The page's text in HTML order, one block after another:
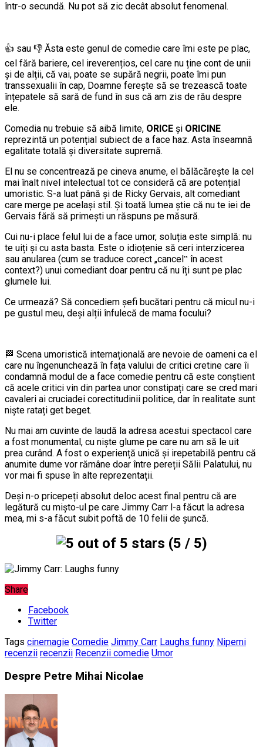
într-o secundă. Nu pot să zic decât absolut fenomenal.
👍 sau 👎 Ăsta este genul de comedie care îmi este pe plac,
cel fără bariere, cel ireverențios, cel care nu ține cont de unii
și de alții, că vai, poate se supără negrii, poate îmi pun
transsexualii în cap, Doamne ferește să se trezească toate
înțepatele să sară de fund în sus că am zis de rău despre
ele.
Comedia nu trebuie să aibă limite, ORICE și ORICINE
reprezintă un potențial subiect de a face haz. Asta înseamnă
egalitate totală și diversitate supremă.
El nu se concentrează pe cineva anume, el bălăcărește la cel
mai înalt nivel intelectual tot ce consideră că are potențial
umoristic. S-a luat până și de Ricky Gervais, alt comediant
care merge pe același stil. Și toată lumea știe că nu te iei de
Gervais fără să primești un răspuns pe măsură.
Cui nu-i place felul lui de a face umor, soluția este simplă: nu
te uiți și cu asta basta. Este o idioțenie să ceri interzicerea
sau anularea (cum se traduce corect „cancel‟ în acest
context?) unui comediant doar pentru că nu îți sunt pe plac
glumele lui.
Ce urmează? Să concediem șefi bucătari pentru că micul nu-i
pe gustul meu, deși alții înfulecă de mama focului?
🏁 Scena umoristică internațională are nevoie de oameni ca el
care nu îngenunchează în fața valului de critici cretine care îi
condamnă modul de a face comedie pentru că este conștient
că acele critici vin din partea unor constipați care se cred mari
cavaleri ai cruciadei corectitudinii politice, dar în realitate sunt
niște ratați get beget.
Nu mai am cuvinte de laudă la adresa acestui spectacol care
a fost monumental, cu niște glume pe care nu am să le uit
prea curând. A fost o experiență unică și irepetabilă pentru că
anumite dume vor rămâne doar între pereții Sălii Palatului, nu
vor mai fi spuse în alte reprezentații.
Deși n-o pricepeți absolut deloc acest final pentru că are
legătură cu mișto-ul pe care Jimmy Carr l-a făcut la adresa
mea, mi s-a făcut subit poftă de 10 felii de șuncă.
(5 / 5)
Share
Facebook
Twitter
Tags cinemagie Comedie Jimmy Carr Laughs funny Nipemi
recenzii recenzii Recenzii comedie Umor
Despre Petre Mihai Nicolae